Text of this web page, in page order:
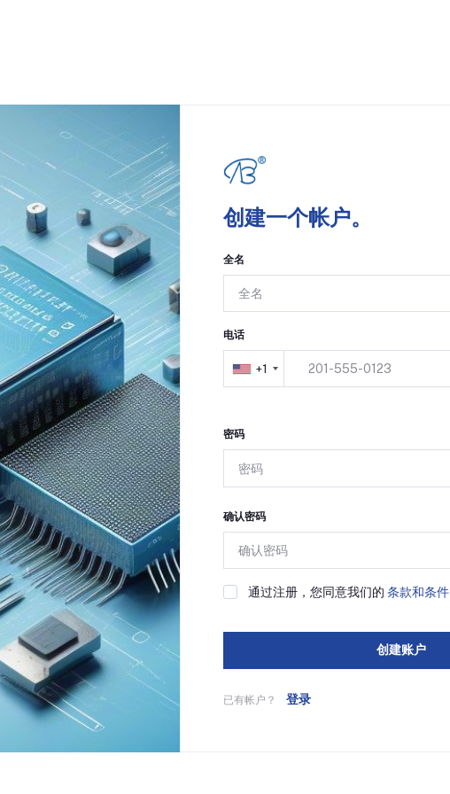
创建一个帐户。
全名
电话
+1
密码
确认密码
通过注册，您同意我们的 条款和条件
创建账户
已有帐户？ 登录